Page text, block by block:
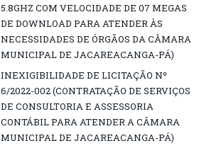
5.8GHZ COM VELOCIDADE DE 07 MEGAS
DE DOWNLOAD PARA ATENDER ÀS
NECESSIDADES DE ÓRGÃOS DA CÂMARA
MUNICIPAL DE JACAREACANGA-PÁ)
INEXIGIBILIDADE DE LICITAÇÃO Nº
6/2022-002 (CONTRATAÇÃO DE SERVIÇOS
DE CONSULTORIA E ASSESSORIA
CONTÁBIL PARA ATENDER A CÂMARA
MUNICIPAL DE JACAREACANGA-PÁ)